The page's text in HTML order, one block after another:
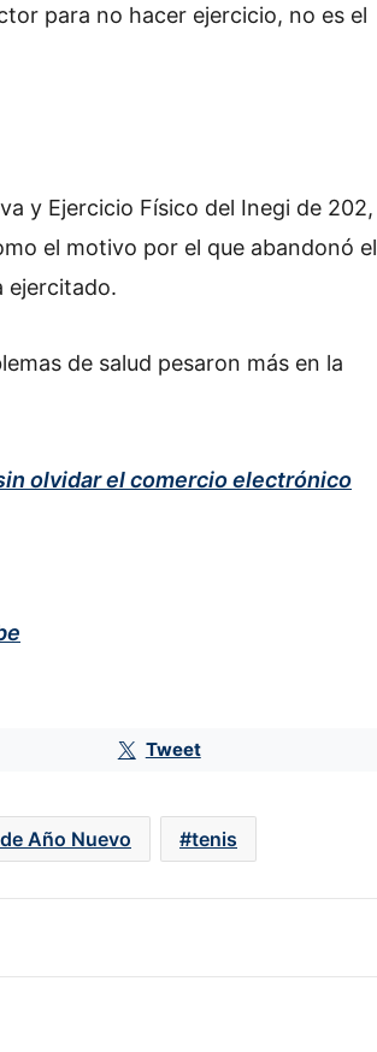
para no hacer ejercicio, no es el
y Ejercicio Físico del Inegi de 202,
el motivo por el que abandonó el
ejercitado.
de salud pesaron más en la
olvidar el comercio electrónico
Tweet
Año Nuevo tenis
Greg Abel, CEO de Berkshire,
BlackRock gana peso en Televisa:
vuelve el sexto mayor inversionista